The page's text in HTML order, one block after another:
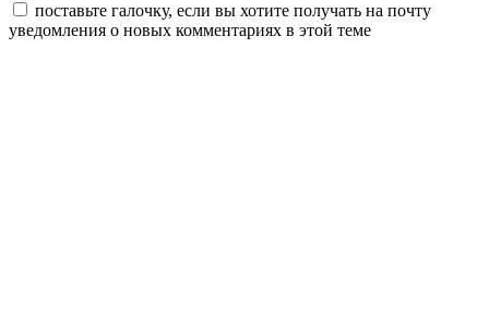
поставьте галочку, если вы хотите получать на почту
уведомления о новых комментариях в этой теме